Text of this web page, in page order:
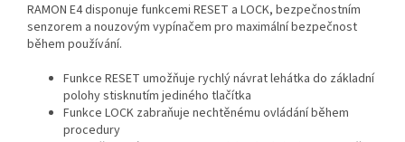
RAMON E4 disponuje funkcemi RESET a LOCK, bezpečnostním
senzorem a nouzovým vypínačem pro maximální bezpečnost
během používání.
Funkce RESET umožňuje rychlý návrat lehátka do základní
polohy stisknutím jediného tlačítka
Funkce LOCK zabraňuje nechtěnému ovládání během
procedury